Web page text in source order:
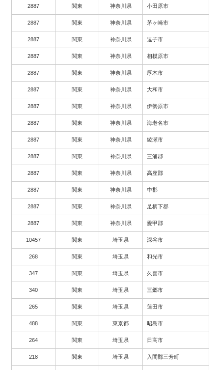
2887 関東 神奈川県 小田原市
2887 関東 神奈川県 茅ヶ崎市
2887 関東 神奈川県 逗子市
2887 関東 神奈川県 相模原市
2887 関東 神奈川県 厚木市
2887 関東 神奈川県 大和市
2887 関東 神奈川県 伊勢原市
2887 関東 神奈川県 海老名市
2887 関東 神奈川県 綾瀬市
2887 関東 神奈川県 三浦郡
2887 関東 神奈川県 高座郡
2887 関東 神奈川県 中郡
2887 関東 神奈川県 足柄下郡
2887 関東 神奈川県 愛甲郡
10457 関東 埼玉県 深谷市
268 関東 埼玉県 和光市
347 関東 埼玉県 久喜市
340 関東 埼玉県 三郷市
265 関東 埼玉県 蓮田市
488 関東 東京都 昭島市
264 関東 埼玉県 日高市
218 関東 埼玉県 入間郡三芳町